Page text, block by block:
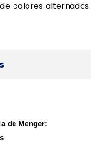
colores alternados.
de Menger: